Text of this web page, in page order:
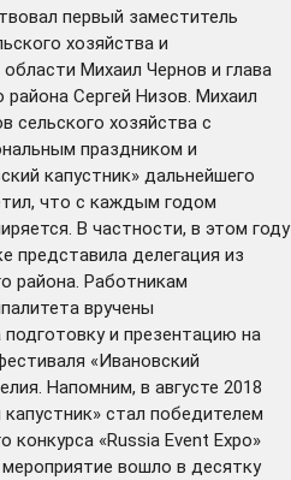
первый заместитель
хозяйства и
Михаил Чернов и глава
района Сергей Низов. Михаил
сельского хозяйства с
праздником и
капустник» дальнейшего
что с каждым годом
В частности, в этом году
представила делегация из
района. Работникам
вручены
и презентацию на
«Ивановский
Напомним, в августе 2018
стал победителем
«Russia Event Expo»
вошло в десятку